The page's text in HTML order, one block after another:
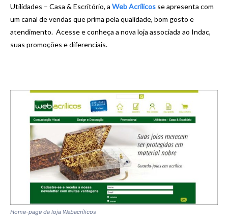
Utilidades – Casa & Escritório, a Web Acrílicos se apresenta com
um canal de vendas que prima pela qualidade, bom gosto e
atendimento. Acesse e conheça a nova loja associada ao Indac,
suas promoções e diferenciais.
Home-page da loja Webacrílicos